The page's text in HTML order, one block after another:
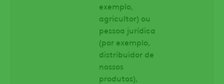
exemplo,
agricultor) ou
pessoa jurídica
(por exemplo,
distribuidor de
nossos
produtos),